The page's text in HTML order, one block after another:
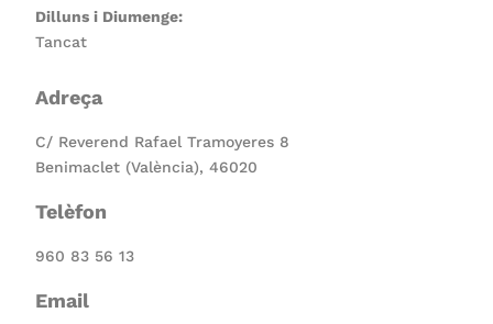
Dilluns i Diumenge:
Tancat
Adreça
C/ Reverend Rafael Tramoyeres 8
Benimaclet (València), 46020
Telèfon
960 83 56 13
Email